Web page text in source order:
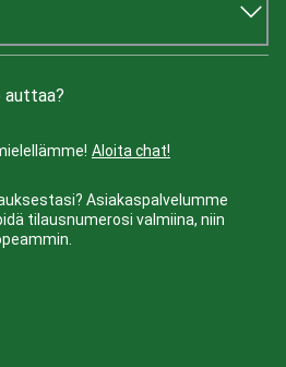
auttaa?
Aloita chat!
Asiakaspalvelumme
tilausnumerosi valmiina, niin